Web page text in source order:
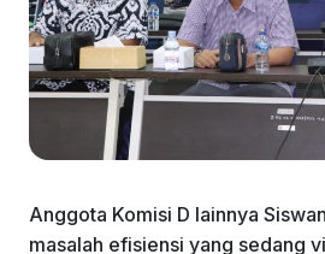
Anggota Komisi D lainnya
masalah efisiensi yang sedang